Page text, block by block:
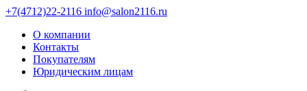
+7(4712)22-2116 info@salon2116.ru
О компании
Контакты
Покупателям
Юридическим лицам